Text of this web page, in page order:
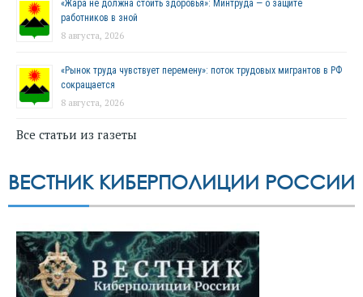
«Жара не должна стоить здоровья»: Минтруда — о защите
работников в зной
8 августа, 2026
«Рынок труда чувствует перемену»: поток трудовых мигрантов в РФ
сокращается
8 августа, 2026
Все статьи из газеты
ВЕСТНИК КИБЕРПОЛИЦИИ РОССИИ